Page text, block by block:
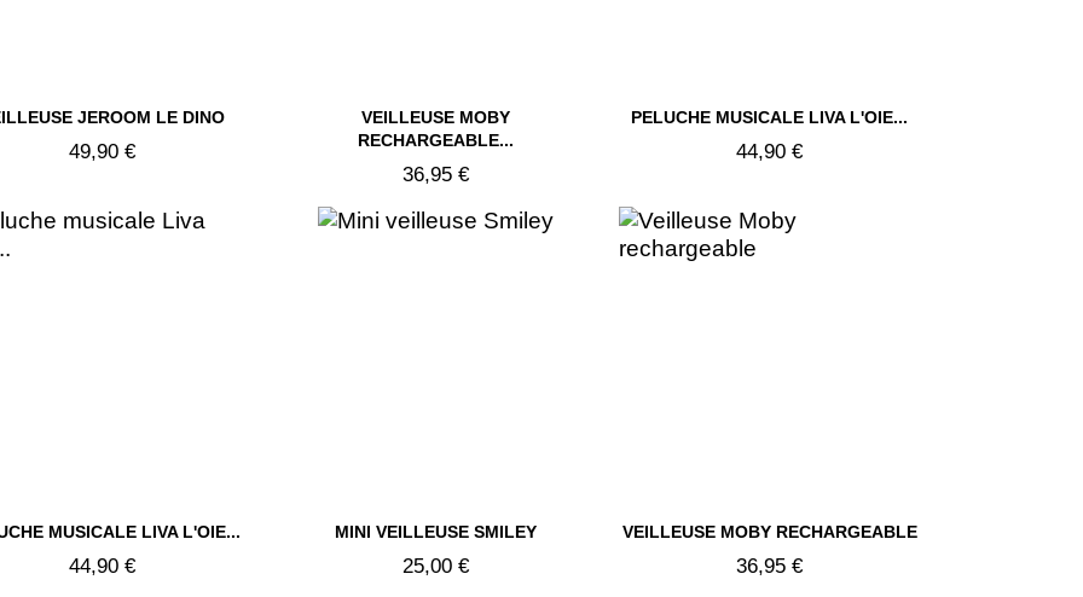
JEROOM LE DINO
49,90 €
Aperçu rapide
VEILLEUSE MOBY
RECHARGEABLE...
36,95 €
Aperçu rapide PELUCHE MUSICALE LIVA L'OIE...
44,90 €
Aperçu rapide
MUSICALE LIVA L'OIE...
44,90 €
Aperçu rapide MINI VEILLEUSE SMILEY
25,00 €
Aperçu rapide VEILLEUSE MOBY RECHARGEABLE
36,95 €
 Aperçu rapide